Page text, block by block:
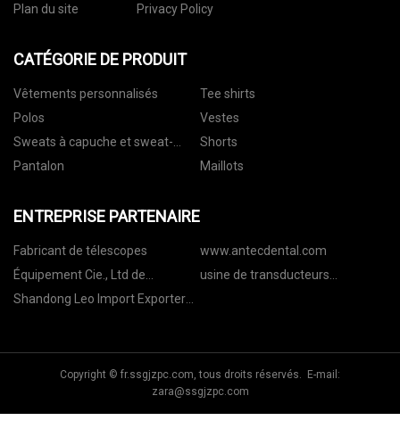
Plan du site
Privacy Policy
CATÉGORIE DE PRODUIT
Vêtements personnalisés
Tee shirts
Polos
Vestes
Sweats à capuche et sweat-
shirts
Shorts
Pantalon
Maillots
ENTREPRISE PARTENAIRE
Fabricant de télescopes
www.antecdental.com
Équipement Cie., Ltd de
traitement de l'eau de Qingzhou
usine de transducteurs
Shandong Leo Import Exporter
Copyright © fr.ssgjzpc.com, tous droits réservés. E-mail:
zara@ssgjzpc.com